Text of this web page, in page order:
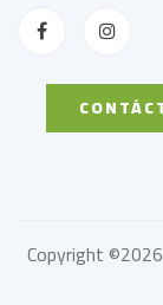
Copyright ©